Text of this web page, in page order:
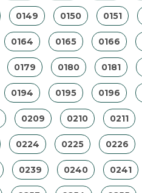
0149 0150 0151
0164 0165 0166
0179 0180 0181
0194 0195 0196
0209 0210 0211
0224 0225 0226
0239 0240 0241